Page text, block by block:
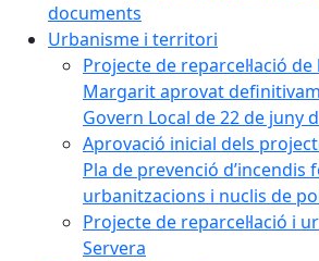
documents
Urbanisme i territori
Projecte de reparcel·lació de
Margarit aprovat
Govern Local de 22 de juny
Aprovació inicial dels
Pla de prevenció d’incendis
urbanitzacions i nuclis de
Projecte de reparcel·lació i
Servera